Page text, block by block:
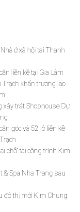
ở xã hội tại Thanh
liền kề tại Gia Lâm
khẩn trương lao
xây trát Shophouse Dự
góc và 52 lô liền kề
chỗ” tại công trình Kim
Spa Nha Trang sau
đô thị mới Kim Chung